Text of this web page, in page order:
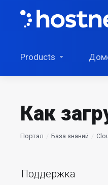
Products
Как
Портал База знаний
Поддержка